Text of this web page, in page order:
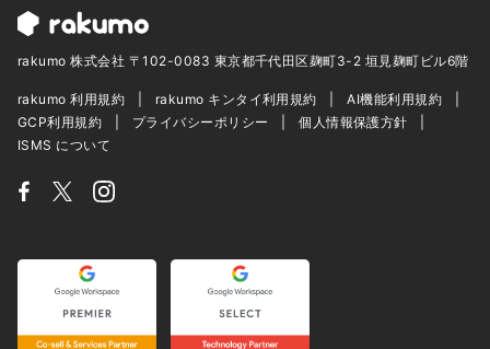
rakumo 株式会社 〒102-0083 東京都千代田区麹町3-2 垣見麹町ビル6階
rakumo 利用規約 rakumo キンタイ利用規約
AI機能利用規約
GCP利用規約
プライバシーポリシー
個人情報保護方針
ISMS について